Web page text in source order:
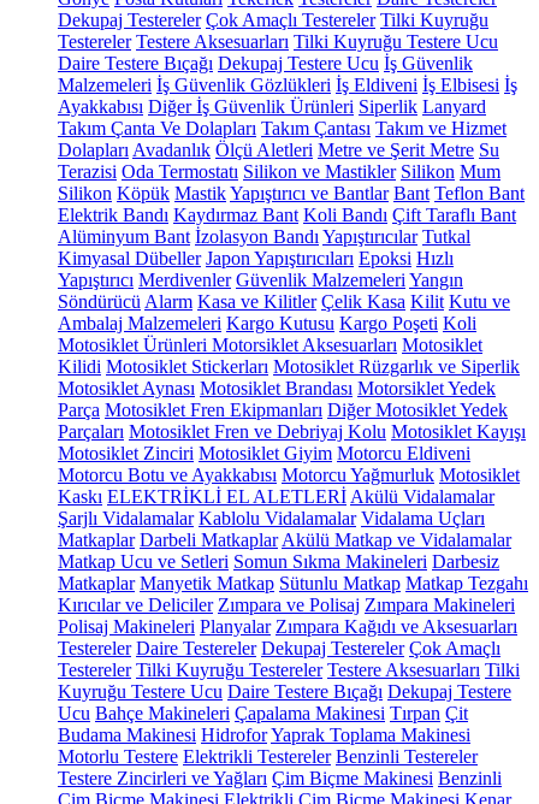
Dekupaj Testereler Çok Amaçlı Testereler Tilki Kuyruğu
Testereler Testere Aksesuarları Tilki Kuyruğu Testere Ucu
Daire Testere Bıçağı Dekupaj Testere Ucu İş Güvenlik
Malzemeleri İş Güvenlik Gözlükleri İş Eldiveni İş Elbisesi İş
Ayakkabısı Diğer İş Güvenlik Ürünleri Siperlik Lanyard
Takım Çanta Ve Dolapları Takım Çantası Takım ve Hizmet
Dolapları Avadanlık Ölçü Aletleri Metre ve Şerit Metre Su
Terazisi Oda Termostatı Silikon ve Mastikler Silikon Mum
Silikon Köpük MastikYapıştırıcı ve Bantlar Bant Teflon Bant
Elektrik Bandı Kaydırmaz Bant Koli Bandı Çift Taraflı Bant
Alüminyum Bant İzolasyon Bandı Yapıştırıcılar Tutkal
Kimyasal Dübeller Japon Yapıştırıcıları Epoksi Hızlı
Yapıştırıcı Merdivenler Güvenlik Malzemeleri Yangın
Söndürücü Alarm Kasa ve Kilitler Çelik Kasa Kilit Kutu ve
Ambalaj Malzemeleri Kargo Kutusu Kargo Poşeti Koli
Motosiklet Ürünleri Motorsiklet Aksesuarları Motosiklet
Kilidi Motosiklet Stickerları Motosiklet Rüzgarlık ve Siperlik
Motosiklet Aynası Motosiklet Brandası Motorsiklet Yedek
Parça Motosiklet Fren Ekipmanları Diğer Motosiklet Yedek
Parçaları Motosiklet Fren ve Debriyaj Kolu Motosiklet Kayışı
Motosiklet Zinciri Motosiklet Giyim Motorcu Eldiveni
Motorcu Botu ve Ayakkabısı Motorcu Yağmurluk Motosiklet
Kaskı ELEKTRİKLİ EL ALETLERİ Akülü Vidalamalar
Şarjlı Vidalamalar Kablolu Vidalamalar Vidalama Uçları
Matkaplar Darbeli Matkaplar Akülü Matkap ve Vidalamalar
Matkap Ucu ve Setleri Somun Sıkma Makineleri Darbesiz
Matkaplar Manyetik Matkap Sütunlu Matkap Matkap Tezgahı
Kırıcılar ve Deliciler Zımpara ve Polisaj Zımpara Makineleri
Polisaj Makineleri Planyalar Zımpara Kağıdı ve Aksesuarları
Testereler Daire Testereler Dekupaj Testereler Çok Amaçlı
Testereler Tilki Kuyruğu Testereler Testere Aksesuarları Tilki
Kuyruğu Testere Ucu Daire Testere Bıçağı Dekupaj Testere
Ucu Bahçe Makineleri Çapalama Makinesi Tırpan Çit
Budama Makinesi HidroforYaprak Toplama Makinesi
Motorlu Testere Elektrikli Testereler Benzinli Testereler
Testere Zincirleri ve Yağları Çim Biçme Makinesi Benzinli
Çim Biçme Makinesi Elektrikli Çim Biçme Makinesi Kenar